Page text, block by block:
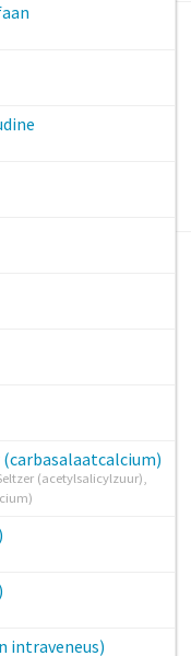
(acetylsalicylzuur),
intraveneus)